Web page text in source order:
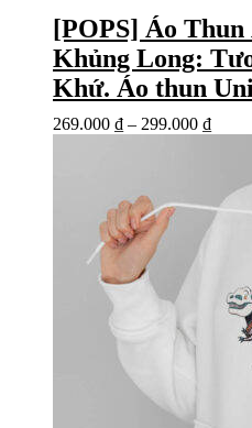
[POPS] Áo
Khủng Long:
Khứ. Áo thun
Trắng, Đen
269.000 ₫ – 299.000 ₫